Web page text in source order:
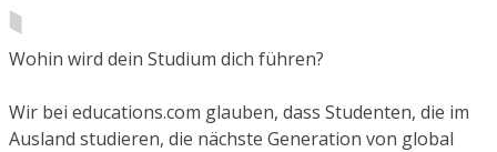
Wohin wird dein Studium dich führen?
Wir bei educations.com glauben, dass Studenten, die im
Ausland studieren, die nächste Generation von global